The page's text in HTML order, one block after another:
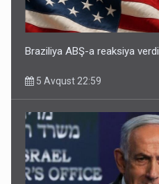
Braziliya ABŞ-a reaksiya verdi
5 Avqust 22:59